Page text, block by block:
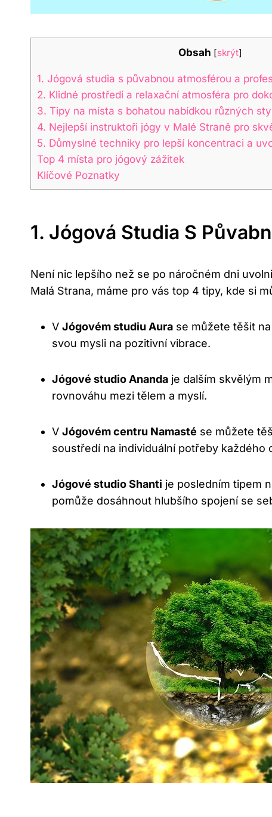
Obsah [skrýt]
1. Jógová studia s půvabnou atmosférou a
2. Klidné prostředí a relaxační atmosféra pro
3. Tipy na místa s bohatou nabídkou různých
4. Nejlepší instruktoři jógy v Malé Straně pro
5. Důmyslné techniky pro lepší koncentraci a
Top 4 místa pro jógový zážitek
Klíčové Poznatky
1. Jógová Studia S
Není nic lepšího než se po náročném dni
Malá Strana, máme pro vás top 4 tipy, kde si
V Jógovém studiu Aura se můžete těšit
svou mysli na pozitivní vibrace.
Jógové studio Ananda je dalším skvělým
rovnováhu mezi tělem a myslí.
V Jógovém centru Namasté se můžete
soustředí na individuální potřeby každého
Jógové studio Shanti je posledním tipem
pomůže dosáhnout hlubšího spojení se